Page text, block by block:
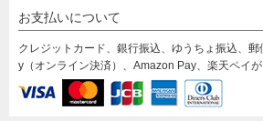
お支払いについて
クレジットカード、銀行振込、ゆうちょ振込、
y（オンライン決済）、Amazon Pay、楽天ペイが